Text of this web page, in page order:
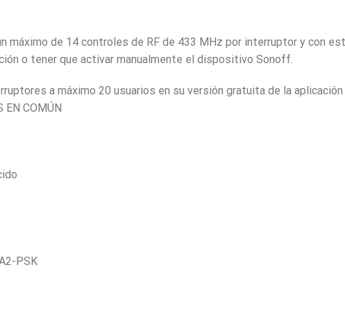
máximo de 14 controles de RF de 433 MHz por interruptor y con
o tener que activar manualmente el dispositivo Sonoff.
a máximo 20 usuarios en su versión gratuita de la aplicación
EN COMÚN
PSK